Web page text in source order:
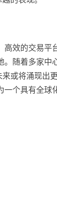
效的交易平
随着多家中
或将涌现出
个具有全球